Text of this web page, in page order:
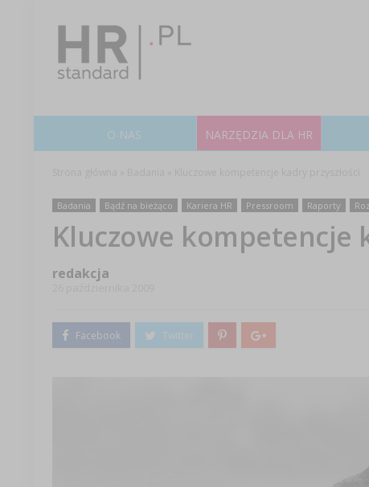
O NAS NARZĘDZIA DLA HR
Badania Bądź na bieżąco Kariera HR Pressroom Raporty
Kluczowe kompetencje
redakcja